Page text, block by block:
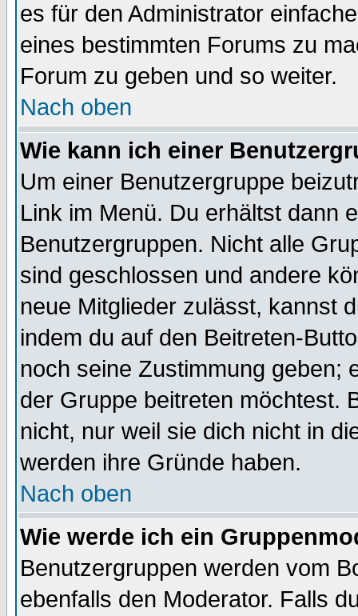
es für den Administrator
eines bestimmten Forums zu
Forum zu geben und so weiter.
Nach oben
Wie kann ich einer
Um einer Benutzergruppe
Link im Menü. Du erhältst dann
Benutzergruppen. Nicht alle
sind geschlossen und andere
neue Mitglieder zulässt, kannst
indem du auf den Beitreten-
noch seine Zustimmung geben;
der Gruppe beitreten möchtest.
nicht, nur weil sie dich nicht in
werden ihre Gründe haben.
Nach oben
Wie werde ich ein
Benutzergruppen werden vom
ebenfalls den Moderator. Falls